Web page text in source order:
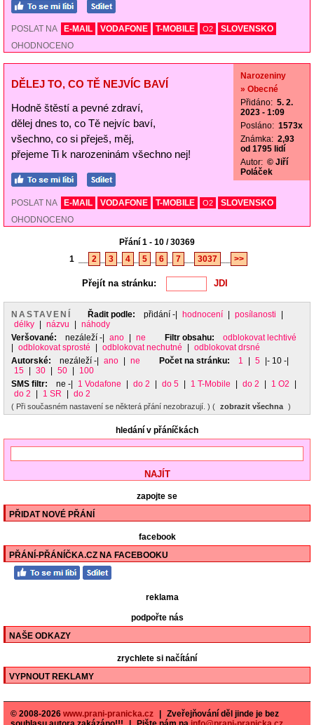
POSLAT NA E-MAIL VODAFONE T-MOBILE O2
SLOVENSKO
OHODNOCENO
DĚLEJ TO, CO TĚ NEJVÍC BAVÍ
Hodně štěstí a pevné zdraví,
dělej dnes to, co Tě nejvíc baví,
všechno, co si přeješ, měj,
přejeme Ti k narozeninám všechno nej!
Narozeniny
» Obecné
Přidáno: 5. 2.
2023 - 1:09
Posláno: 1573x
Známka: 2,93
od 1795 lidí
Autor: © Jiří
Poláček
POSLAT NA E-MAIL VODAFONE T-MOBILE O2
SLOVENSKO
OHODNOCENO
Přání 1 - 10 / 30369
1
2 3 4 5 6 7 3037 >>
Přejít na stránku:
NASTAVENÍ Řadit podle: přidání -| hodnocení posílanosti
délky
názvu
náhody
Veršované:
nezáleží -| ano ne Filtr obsahu:
odblokovat lechtivé
odblokovat sprosté odblokovat nechutné
odblokovat drsné
Autorské:
nezáleží -| ano ne Počet na stránku: 1 5
|- 10 -|
15
30 50
100
SMS filtr:
ne -| 1 Vodafone do 2 do 5 1 T-Mobile do 2 1 O2
do 2
1 SR do 2
( Při současném nastavení se některá přání nezobrazují. ) ( zobrazit všechna )
hledání v přáníčkách
zapojte se
PŘIDAT NOVÉ PŘÁNÍ
facebook
PŘÁNÍ-PŘÁNÍČKA.CZ NA FACEBOOKU
reklama
podpořte nás
NAŠE ODKAZY
zrychlete si načítání
VYPNOUT REKLAMY
© 2008-2026 www.prani-pranicka.cz
Zveřejňování děl jinde je bez